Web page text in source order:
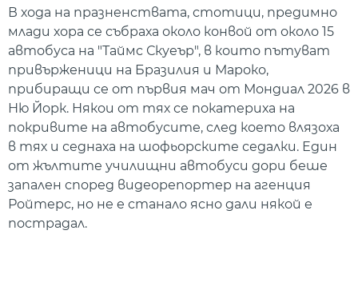
В хода на празненствата, стотици, предимно
млади хора се събраха около конвой от около 15
автобуса на "Таймс Скуеър", в които пътуват
привърженици на Бразилия и Мароко,
прибиращи се от първия мач от Мондиал 2026 в
Ню Йорк. Някои от тях се покатериха на
покривите на автобусите, след което влязоха
в тях и седнаха на шофьорските седалки. Един
от жълтите училищни автобуси дори беше
запален според видеорепортер на агенция
Ройтерс, но не е станало ясно дали някой е
пострадал.